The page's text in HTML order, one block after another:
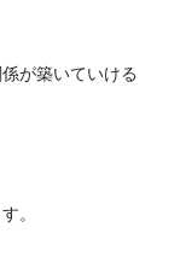
が築いていける
。